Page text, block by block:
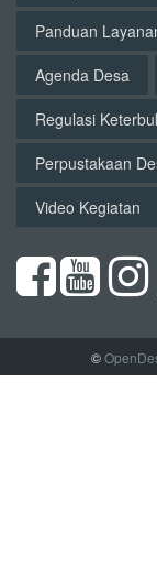
Panduan
Agenda Desa
Regulasi
Perpustakaan
Video Kegiatan
©